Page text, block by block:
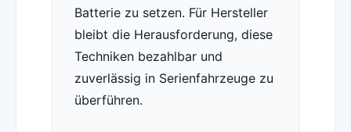
Batterie zu setzen. Für Hersteller
bleibt die Herausforderung, diese
Techniken bezahlbar und
zuverlässig in Serienfahrzeuge zu
überführen.